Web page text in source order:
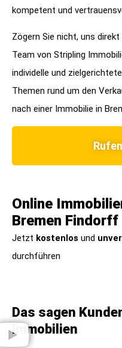
kompetent und
Zögern Sie nicht, uns
Team von Stripling
individelle und
Themen rund um den
nach einer Immobilie in
Online
Bremen Findorff
Jetzt kostenlos und
durchführen
Das sagen
Immobilien​